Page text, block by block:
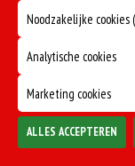
PIZZA MOZZERELLA
Bezorgen Afhalen
Noodzakelijke cookies
Analytische cookies
Marketing cookies
ALLES ACCEPTEREN